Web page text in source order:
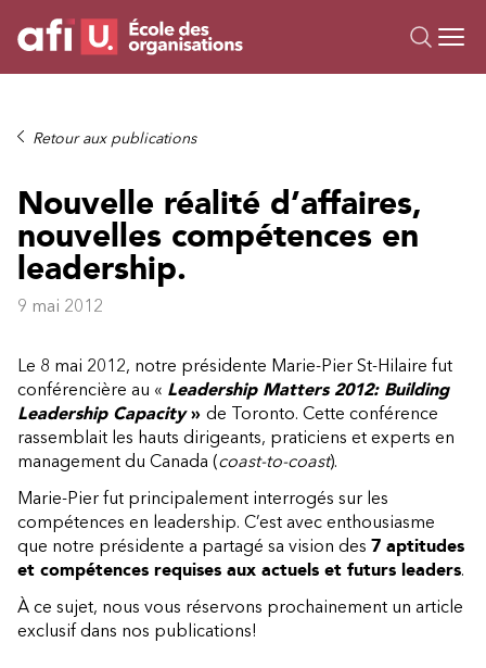
Formations
Sur mesure
À propos
Ressources
Retour aux publications
Nouvelle réalité d’affaires,
nouvelles compétences en
leadership.
9 mai 2012
Le 8 mai 2012, notre présidente Marie-Pier St-Hilaire fut
conférencière au « Leadership Matters 2012: Building
Leadership Capacity» de Toronto. Cette conférence
rassemblait les hauts dirigeants, praticiens et experts en
management du Canada (coast-to-coast).
Marie-Pier fut principalement interrogés sur les
compétences en leadership. C’est avec enthousiasme
que notre présidente a partagé sa vision des 7 aptitudes
et compétences requises aux actuels et futurs leaders.
À ce sujet, nous vous réservons prochainement un article
exclusif dans nos publications!